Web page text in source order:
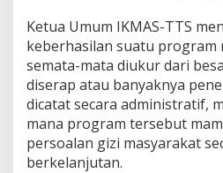
Ketua Umum IKMAS-TTS
keberhasilan suatu program
semata-mata diukur dari
diserap atau banyaknya
dicatat secara administratif,
mana program tersebut
persoalan gizi masyarakat
berkelanjutan.